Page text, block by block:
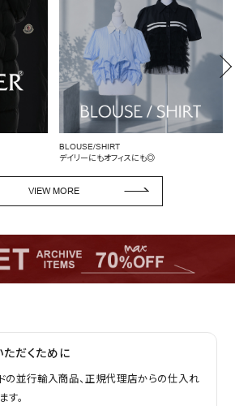
女性らしいシルエットを引き立てる
ペプラムトップス
VIEW MORE
だくために
の並行輸入商品、正規代理店からの仕入れ
す。